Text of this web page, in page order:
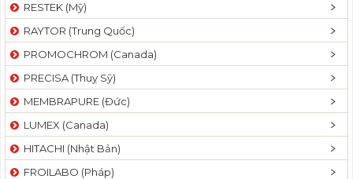
RESTEK (Mỹ)
RAYTOR (Trung Quốc)
PROMOCHROM (Canada)
PRECISA (Thuỵ Sỹ)
MEMBRAPURE (Đức)
LUMEX (Canada)
HITACHI (Nhật Bản)
FROILABO (Pháp)